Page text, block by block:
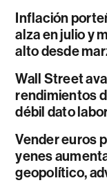
Inflación
alza en julio y
alto desde
Wall Street
rendimientos
débil dato
Vender euros
yenes
geopolítico,